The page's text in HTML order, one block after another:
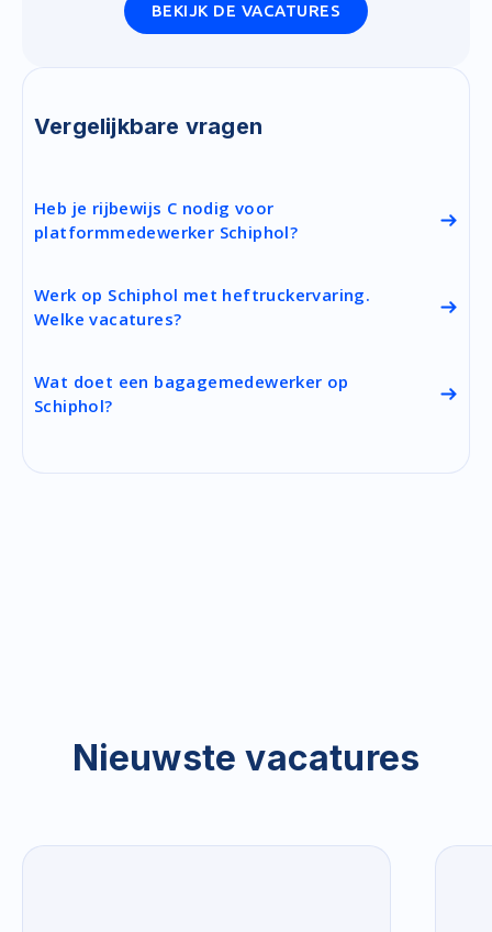
BEKIJK DE VACATURES
Vergelijkbare vragen
Heb je rijbewijs C nodig voor
platformmedewerker Schiphol?
Werk op Schiphol met heftruckervaring.
Welke vacatures?
Wat doet een bagagemedewerker op
Schiphol?
Nieuwste vacatures